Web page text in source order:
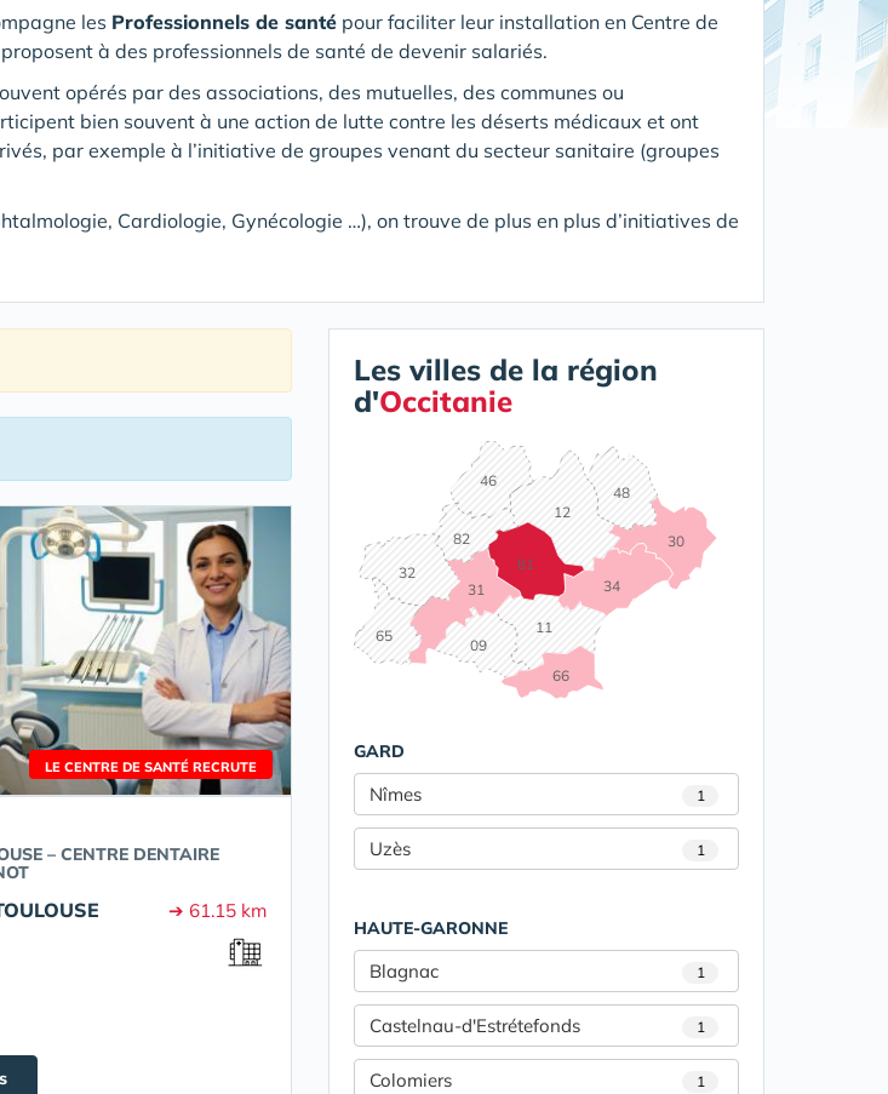
les Professionnels de santé pour faciliter leur installation en Centre de
à des professionnels de santé de devenir salariés.
opérés par des associations, des mutuelles, des communes ou
bien souvent à une action de lutte contre les déserts médicaux et ont
par exemple à l’initiative de groupes venant du secteur sanitaire (groupes
Cardiologie, Gynécologie …), on trouve de plus en plus d’initiatives de
LE CENTRE DE SANTÉ RECRUTE
– CENTRE DENTAIRE
➔ 61.15 km
Les villes de la région
d'Occitanie
09
11
12
30
31
32
34
46
48
65
66
81
82
GARD
Nîmes 1
Uzès 1
HAUTE-GARONNE
Blagnac 1
Castelnau-d'Estrétefonds 1
Colomiers 1